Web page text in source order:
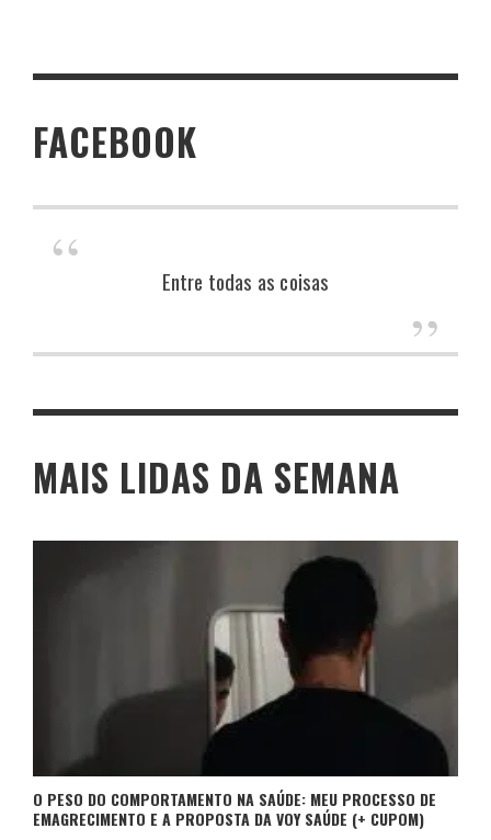
FACEBOOK
Entre todas as coisas
MAIS LIDAS DA SEMANA
O PESO DO COMPORTAMENTO NA SAÚDE: MEU PROCESSO DE
EMAGRECIMENTO E A PROPOSTA DA VOY SAÚDE (+ CUPOM)